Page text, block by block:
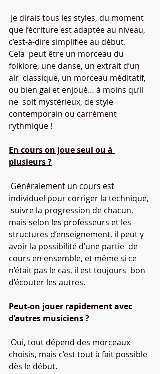
que l’écriture est adaptée au niveau,
c’est-à-dire simplifiée au début.
Cela  peut être un morceau du
folklore, une danse, un extrait d’un
air  classique, un morceau méditatif,
ou bien gai et enjoué… à moins qu’il
ne  soit mystérieux, de style
contemporain ou carrément
rythmique !
En cours on joue seul ou à
plusieurs ?
individuel pour corriger la technique,
suivre la progression de chacun,
mais selon les professeurs et les
structures d’enseignement, il peut y
avoir la possibilité d’une partie  de
cours en ensemble, et même si ce
n’était pas le cas, il est toujours  bon
Peut-on jouer rapidement avec
d’autres musiciens ?
choisis, mais c’est tout à fait possible
dès le début.